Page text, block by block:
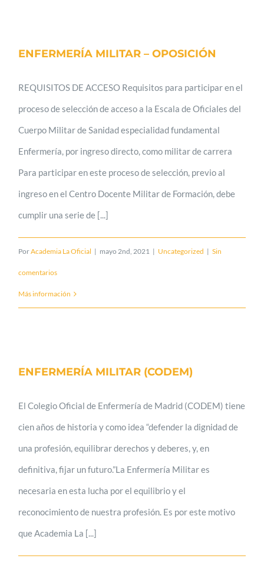
ENFERMERÍA MILITAR – OPOSICIÓN
REQUISITOS DE ACCESO Requisitos para participar en el
proceso de selección de acceso a la Escala de Oficiales del
Cuerpo Militar de Sanidad especialidad fundamental
Enfermería, por ingreso directo, como militar de carrera
Para participar en este proceso de selección, previo al
ingreso en el Centro Docente Militar de Formación, debe
cumplir una serie de [...]
PorAcademia La Oficial | mayo 2nd, 2021 | Uncategorized | Sin
comentarios
Más información
ENFERMERÍA MILITAR (CODEM)
El Colegio Oficial de Enfermería de Madrid (CODEM) tiene
cien años de historia y como idea “defender la dignidad de
una profesión, equilibrar derechos y deberes, y, en
definitiva, fijar un futuro.”La Enfermería Militar es
necesaria en esta lucha por el equilibrio y el
reconocimiento de nuestra profesión. Es por este motivo
que Academia La [...]